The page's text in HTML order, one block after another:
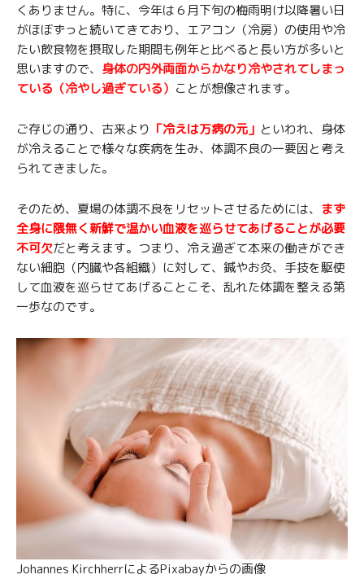
くありません。特に、今年は６月下旬の梅雨明け以降暑い日
がほぼずっと続いてきており、エアコン（冷房）の使用や冷
たい飲食物を摂取した期間も例年と比べると長い方が多いと
思いますので、 身体の内外両面からかなり冷やされてしまっ
ている（冷やし過ぎている） ことが想像されます。
ご存じの通り、古来より 「冷えは万病の元」 といわれ、身体
が冷えることで様々な疾病を生み、体調不良の一要因と考え
られてきました。
そのため、夏場の体調不良をリセットさせるためには、 まず
全身に隈無く新鮮で温かい血液を巡らせてあげることが必要
不可欠だと考えます。つまり、冷え過ぎて本来の働きができ
ない細胞（内臓や各組織）に対して、鍼やお灸、手技を駆使
して血液を巡らせてあげることこそ、乱れた体調を整える第
一歩なのです。
Johannes KirchherrによるPixabayからの画像